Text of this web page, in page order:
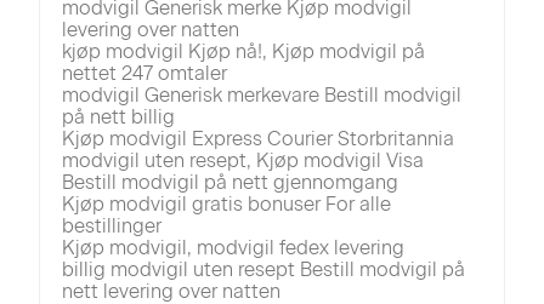
modvigil Generisk merke Kjøp modvigil
levering over natten
kjøp modvigil Kjøp nå!, Kjøp modvigil på
nettet 247 omtaler
modvigil Generisk merkevare Bestill modvigil
på nett billig
Kjøp modvigil Express Courier Storbritannia
modvigil uten resept, Kjøp modvigil Visa
Bestill modvigil på nett gjennomgang
Kjøp modvigil gratis bonuser For alle
bestillinger
Kjøp modvigil, modvigil fedex levering
billig modvigil uten resept Bestill modvigil på
nett levering over natten